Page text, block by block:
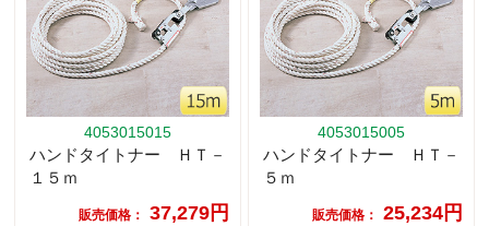
4053015015
ハンドタイトナー ＨＴ－
１５ｍ
販売価格： 37,279円
4053015005
ハンドタイトナー ＨＴ－
５ｍ
販売価格： 25,234円